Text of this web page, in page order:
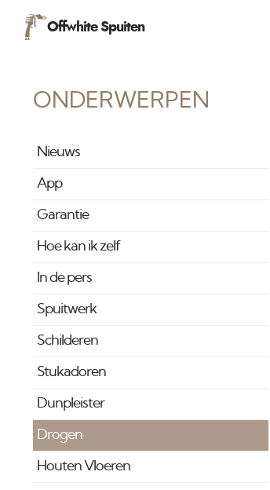
Offwhite Spuiten
ONDERWERPEN
Nieuws
App
Garantie
Hoe kan ik zelf
In de pers
Spuitwerk
Schilderen
Stukadoren
Dunpleister
Drogen
Houten Vloeren